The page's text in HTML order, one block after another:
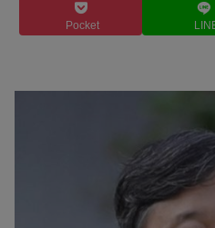
Pocket